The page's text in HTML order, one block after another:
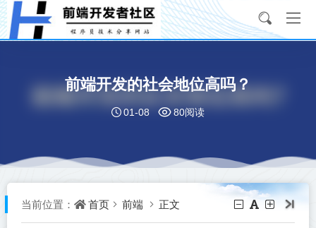
前端开发的社会地位高吗？
01-08 80阅读
当前位置： 首页 前端 正文